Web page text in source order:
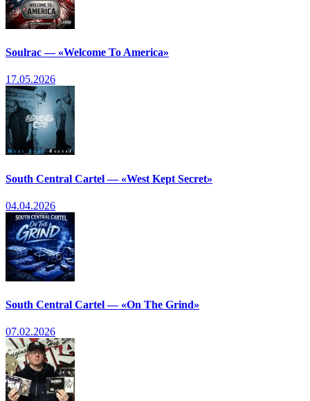
Soulrac — «Welcome To America»
17.05.2026
South Central Cartel — «West Kept Secret»
04.04.2026
South Central Cartel — «On The Grind»
07.02.2026